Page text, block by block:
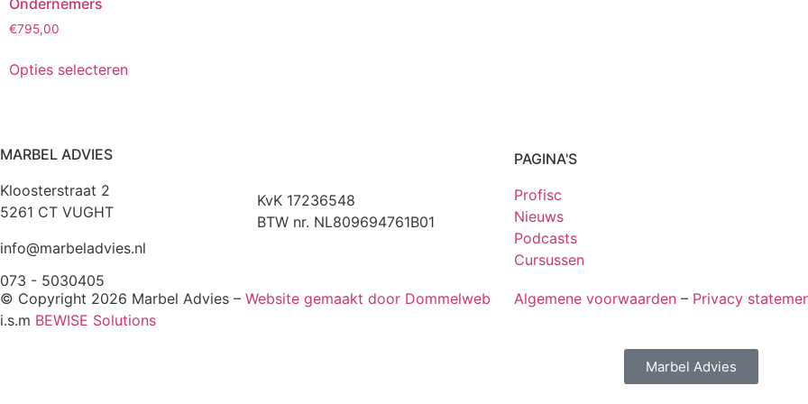
Ondernemers
€795,00
Opties selecteren
MARBEL ADVIES
Kloosterstraat 2
5261 CT VUGHT
info@marbeladvies.nl
073 - 5030405
KvK 17236548
BTW nr. NL809694761B01
PAGINA'S
Profisc
Nieuws
Podcasts
Cursussen
© Copyright 2026 Marbel Advies – Website gemaakt door Dommelweb
i.s.m BEWISE Solutions
Algemene voorwaarden – Privacy
Marbel Advies